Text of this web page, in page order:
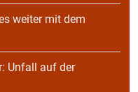
weiter mit dem
Unfall auf der